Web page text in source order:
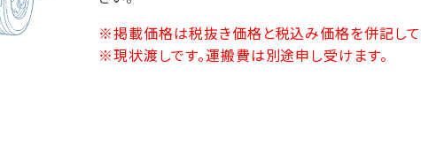
掲載価格は税抜き価格と税込み価格を併記して
現状渡しです。運搬費は別途申し受けます。